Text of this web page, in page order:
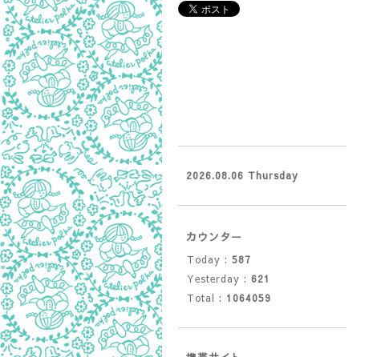
2026.08.06 Thursday
カウンター
Today : 587
Yesterday : 621
Total : 1064059